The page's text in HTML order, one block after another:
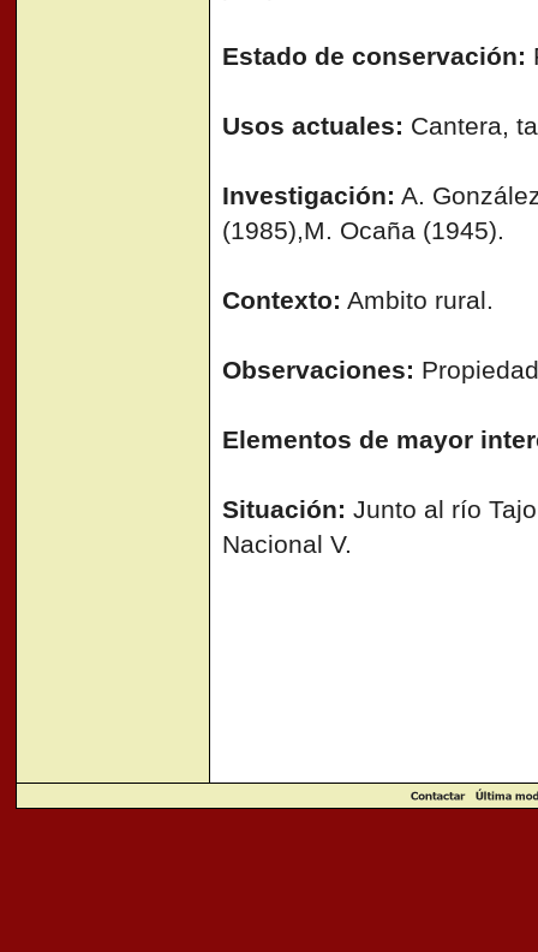
Estado de conservación:
Usos actuales: Cantera,
Investigación: A.
(1985),M. Ocaña (1945).
Contexto: Ambito rural.
Observaciones:
Elementos de mayor
Situación: Junto al río
Nacional V.